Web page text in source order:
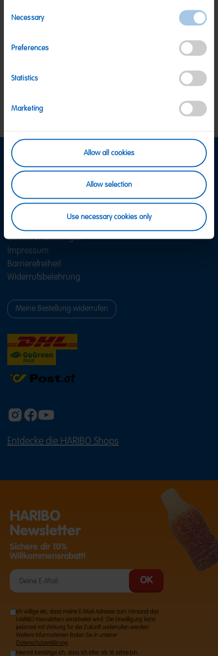
Selection
Necessary
Preferences
Statistics
Marketing
Allow all cookies
Allow selection
Use necessary cookies only
Rechnung, Visa, Mastercard
Kontaktformular
Informationen
Versand & Zahlung
FAQ
AGB
Datenschutz
Cookie Einstellungen
Impressum
Barrierefreiheit
Widerrufsbelehrung
Meine Bestellung widerrufen
Entdecke die HARIBO Shops
HARIBO
Newsletter
Sichere dir 10%
Willkommensrabatt!
Ich willige ein, dass meine E-Mail-Adresse zum Versand des
HARIBO-Newsletters verarbeitet wird. Die Einwilligung kann
jederzeit mit Wirkung für die Zukunft widerrufen werden.
Weitere Informationen finden Sie in unserer
Datenschutzerklärung
Hiermit bestätige ich, dass ich älter als 16 Jahre bin.